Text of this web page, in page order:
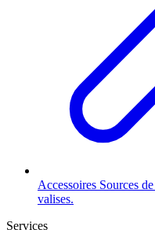
Accessoires Sources
valises.
Services